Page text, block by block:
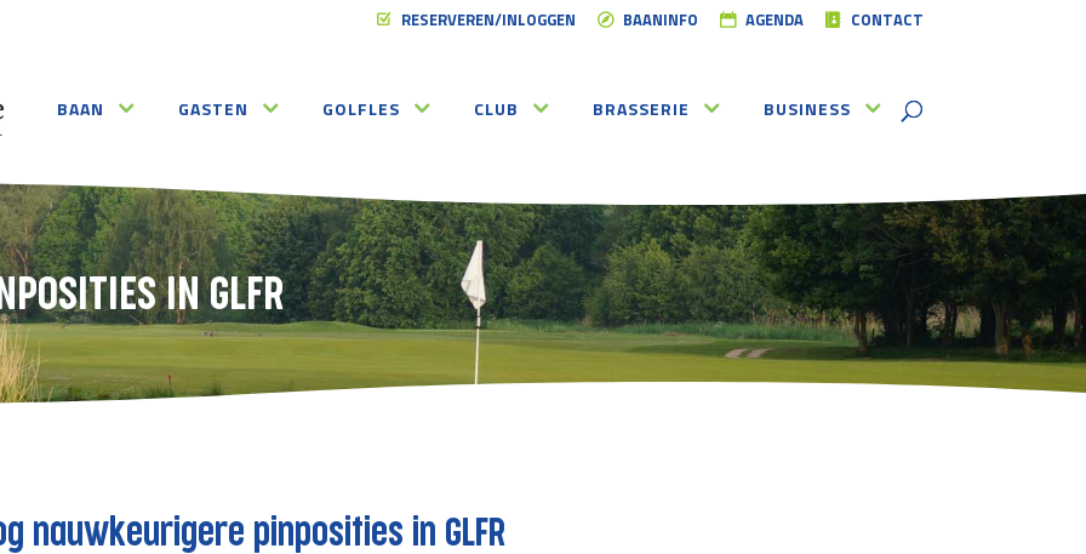
RESERVEREN/INLOGGEN BAANINFO AGENDA CONTACT
BAAN GASTEN GOLFLES CLUB BRASSERIE BUSINESS
IN GLFR
nauwkeurigere pinposities in GLFR